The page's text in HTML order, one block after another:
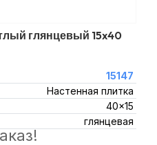
глянцевый 15x40
15147
Настенная плитка
40x15
глянцевая